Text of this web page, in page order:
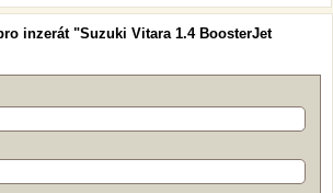
inzerát "Suzuki Vitara 1.4 BoosterJet